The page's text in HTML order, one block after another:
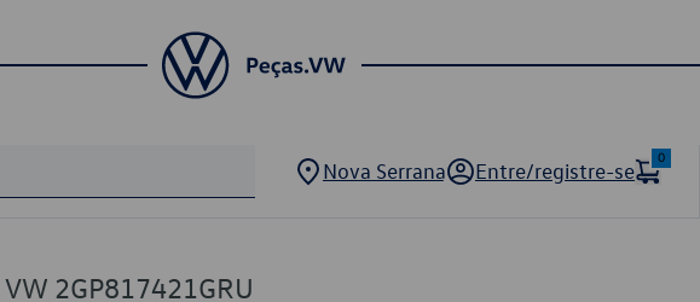
Nova Serrana Entre/registre-se
0
2GP817421GRU